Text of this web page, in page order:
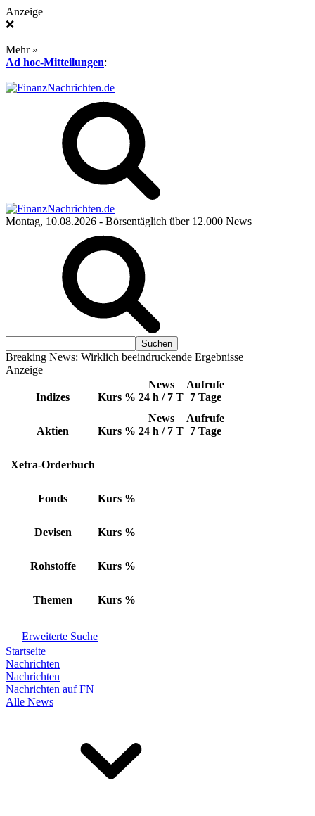
Anzeige
❌
Mehr »
Ad hoc-Mitteilungen:
Montag, 10.08.2026 - Börsentäglich über 12.000 News
Breaking News: Wirklich beeindruckende Ergebnisse
Anzeige
Indizes Kurs %
News
24 h / 7 T
Aufrufe
7 Tage
Aktien Kurs %
News
24 h / 7 T
Aufrufe
7 Tage
Xetra-Orderbuch
Fonds Kurs %
Devisen Kurs %
Rohstoffe Kurs %
Themen Kurs %
Erweiterte Suche
Startseite
Nachrichten
Nachrichten
Nachrichten auf FN
Alle News